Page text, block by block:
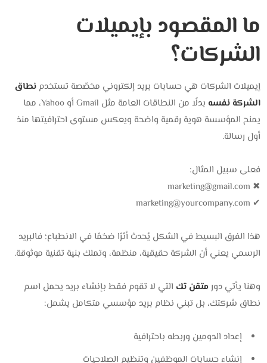
ما المقصود بإيميلات
الشركات؟
إيميلات الشركات هي حسابات بريد إلكتروني مخصّصة تستخدمنطاق
الشركة نفسه
بدلًا من النطاقات العامة مثل Gmail أو Yahoo، مما
يمنح المؤسسة هوية رقمية واضحة ويعكس مستوى احترافيتها منذ
أول رسالة.
فعلى سبيل المثال:
✖
marketing@gmail.com
✔
marketing@yourcompany.com
هذا الفرق البسيط في الشكل يُحدث أثرًا ضخمًا في الانطباع؛ فالبريد
الرسمي يعني أن الشركة حقيقية، منظمة، وتملك بنية تقنية موثوقة.
وهنا يأتي دور متقن تك التي لا تقوم فقط بإنشاء بريد يحمل اسم
نطاق شركتك، بل تبني نظام بريد مؤسسي متكامل يشمل:
إعداد الدومين وربطه باحترافية
إنشاء حسابات الموظفين وتنظيم الصلاحيات